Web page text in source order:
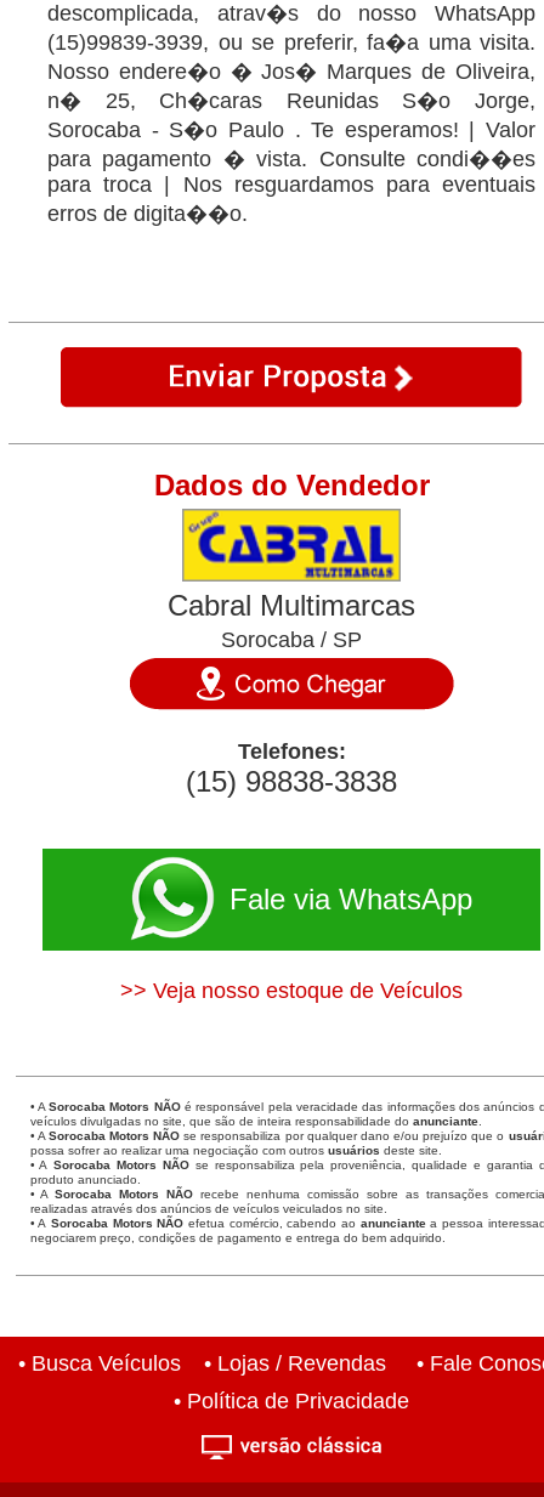
descomplicada, atrav�s do nosso WhatsApp
(15)99839-3939, ou se preferir, fa�a uma visita.
Nosso endere�o � Jos� Marques de Oliveira,
n� 25, Ch�caras Reunidas S�o Jorge,
Sorocaba - S�o Paulo . Te esperamos! | Valor
para pagamento � vista. Consulte condi��es
para troca | Nos resguardamos para eventuais
erros de digita��o.
Dados do Vendedor
Cabral Multimarcas
Sorocaba / SP
Telefones:
(15) 98838-3838
Fale via WhatsApp
>> Veja nosso estoque de Veículos
• ASorocaba Motors NÃOé responsável pela veracidade das informações dos anúncios
veículos divulgadas no site, que são de inteira responsabilidade do anunciante.
• A Sorocaba Motors NÃO se responsabiliza por qualquer dano e/ou prejuízo que o
possa sofrer ao realizar uma negociação com outros usuários deste site.
• A Sorocaba Motors NÃOse responsabiliza pela proveniência, qualidade e garantia
produto anunciado.
• ASorocaba Motors NÃO recebe nenhuma comissão sobre as transações
realizadas através dos anúncios de veículos veiculados no site.
• A Sorocaba Motors NÃO efetua comércio, cabendo ao anunciantea pessoa
negociarem preço, condições de pagamento e entrega do bem adquirido.